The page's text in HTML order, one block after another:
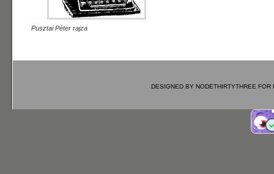
Pusztai Péter rajza
DESIGNED BY NODETHIRTYTHREE FOR